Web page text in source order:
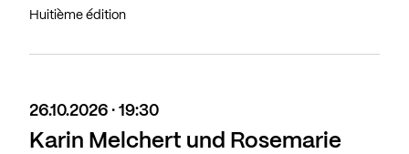
Huitième édition
26.10.2026 · 19:30
Karin Melchert und Rosemarie